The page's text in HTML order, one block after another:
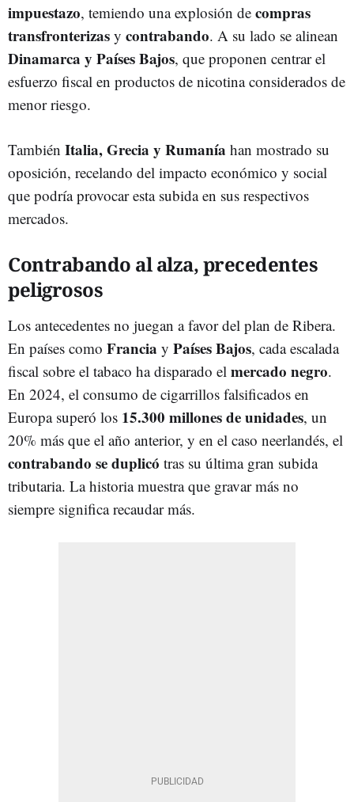
impuestazo, temiendo una explosión de compras
transfronterizas y contrabando. A su lado se alinean
Dinamarca y Países Bajos, que proponen centrar el
esfuerzo fiscal en productos de nicotina considerados de
menor riesgo.
También Italia, Grecia y Rumanía han mostrado su
oposición, recelando del impacto económico y social
que podría provocar esta subida en sus respectivos
mercados.
Contrabando al alza, precedentes
peligrosos
Los antecedentes no juegan a favor del plan de Ribera.
En países como Francia y Países Bajos, cada escalada
fiscal sobre el tabaco ha disparado el mercado negro.
En 2024, el consumo de cigarrillos falsificados en
Europa superó los 15.300 millones de unidades, un
20% más que el año anterior, y en el caso neerlandés, el
contrabando se duplicó tras su última gran subida
tributaria. La historia muestra que gravar más no
siempre significa recaudar más.